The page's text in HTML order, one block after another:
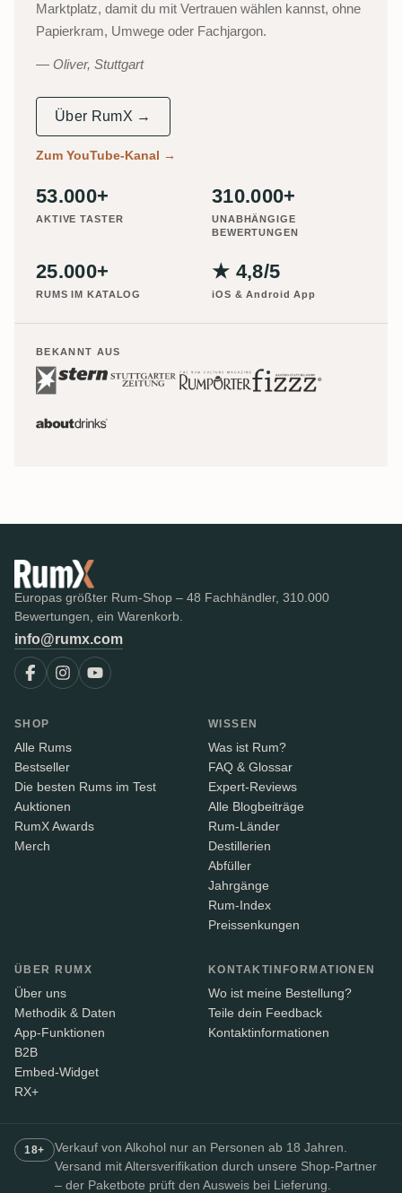
Marktplatz, damit du mit Vertrauen wählen kannst, ohne
Papierkram, Umwege oder Fachjargon.
Oliver, Stuttgart
Über RumX →
Zum YouTube-Kanal →
53.000+
AKTIVE TASTER
310.000+
UNABHÄNGIGE
BEWERTUNGEN
25.000+
RUMS IM KATALOG
★ 4,8/5
iOS & Android App
BEKANNT AUS
Europas größter Rum-Shop – 48 Fachhändler, 310.000
Bewertungen, ein Warenkorb.
info@rumx.com
SHOP
Alle Rums
Bestseller
Die besten Rums im Test
Auktionen
RumX Awards
Merch
WISSEN
Was ist Rum?
FAQ & Glossar
Expert-Reviews
Alle Blogbeiträge
Rum-Länder
Destillerien
Abfüller
Jahrgänge
Rum-Index
Preissenkungen
ÜBER RUMX
Über uns
Methodik & Daten
App-Funktionen
B2B
Embed-Widget
RX+
KONTAKTINFORMATIONEN
Wo ist meine Bestellung?
Teile dein Feedback
Kontaktinformationen
18+
Verkauf von Alkohol nur an Personen ab 18 Jahren.
Versand mit Altersverifikation durch unsere Shop-Partner
– der Paketbote prüft den Ausweis bei Lieferung.